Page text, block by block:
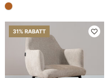
#b06023
31% RABATT